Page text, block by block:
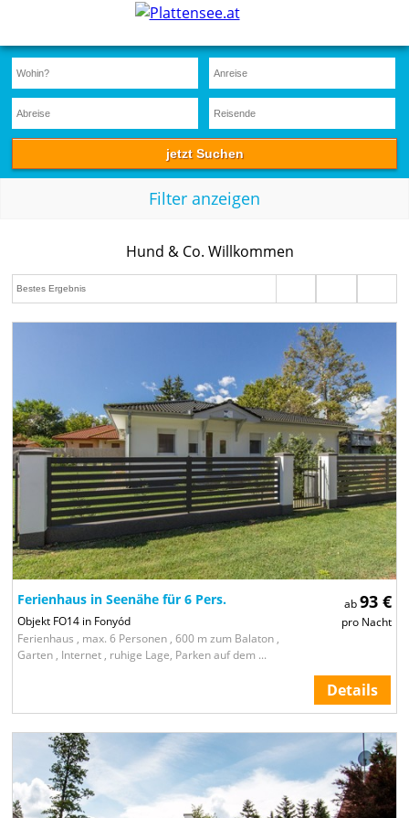
Filter anzeigen
6
7
This page can't load Google Maps correctly.
Do you own this website? OK
Hund & Co. Willkommen
ab93 €
pro Nacht
Ferienhaus in Seenähe für 6 Pers.
Objekt FO14 in Fonyód
Ferienhaus , max. 6 Personen , 600 m zum Balaton ,
Garten , Internet , ruhige Lage, Parken auf dem ...
Details